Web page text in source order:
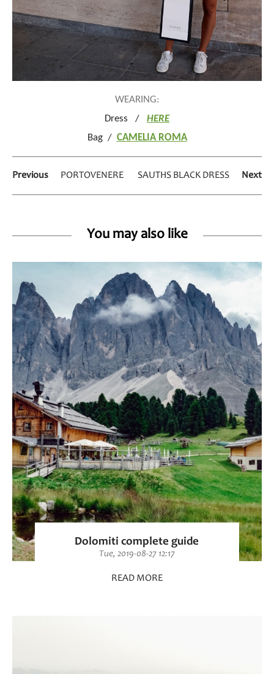
WEARING:
Dress / HERE
Bag / CAMELIA ROMA
Previous PORTOVENERE Next
SAUTHS BLACK DRESS
You may also like
Dolomiti complete guide
Tue, 2019-08-27 12:17
READ MORE